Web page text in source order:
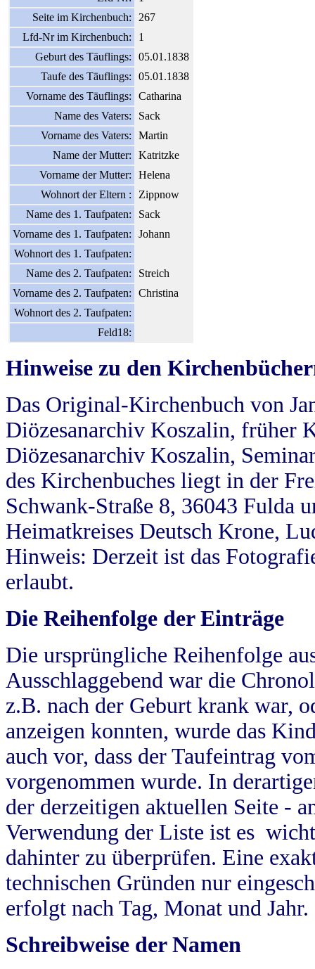
Seite im Kirchenbuch:
267
Lfd-Nr im Kirchenbuch:
1
Geburt des Täuflings:
05.01.1838
Taufe des Täuflings:
05.01.1838
Vorname des Täuflings:
Catharina
Name des Vaters:
Sack
Vorname des Vaters:
Martin
Name der Mutter:
Katritzke
Vorname der Mutter:
Helena
Wohnort der Eltern :
Zippnow
Name des 1. Taufpaten:
Sack
Vorname des 1. Taufpaten:
Johann
Wohnort des 1. Taufpaten:
Name des 2. Taufpaten:
Streich
Vorname des 2. Taufpaten:
Christina
Wohnort des 2. Taufpaten:
Feld18:
Hinweise zu den
Das Original-Kirchenbuch von
Diözesanarchiv Koszalin, früher
Diözesanarchiv Koszalin,
des Kirchenbuches liegt in der
Schwank-Straße 8, 36043 Fulda
Heimatkreises Deutsch Krone,
Hinweis: Derzeit ist das
erlaubt.
Die Reihenfolge der Einträge
Die ursprüngliche Reihenfolge
Ausschlaggebend war die
z.B. nach der Geburt krank war,
anzeigen konnten, wurde das
auch vor, dass der Taufeintrag
vorgenommen wurde. In
der derzeitigen aktuellen Seite -
Verwendung der Liste ist es
dahinter zu überprüfen. Eine
technischen Gründen nur
erfolgt nach Tag, Monat und Jahr.
Schreibweise der Namen